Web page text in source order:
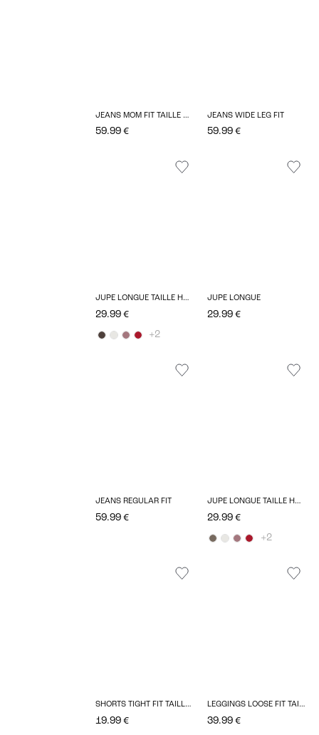
JEANS MOM FIT TAILLE BASSE
59.99 €
JEANS WIDE LEG FIT
59.99 €
JUPE LONGUE TAILLE HAUTE
29.99 €
+2
JUPE LONGUE
29.99 €
JEANS REGULAR FIT
59.99 €
JUPE LONGUE TAILLE HAUTE
29.99 €
+2
SHORTS TIGHT FIT TAILLE HAUTE
19.99 €
LEGGINGS LOOSE FIT TAILLE EXTRA HAUTE ÉLASTIQUE
39.99 €